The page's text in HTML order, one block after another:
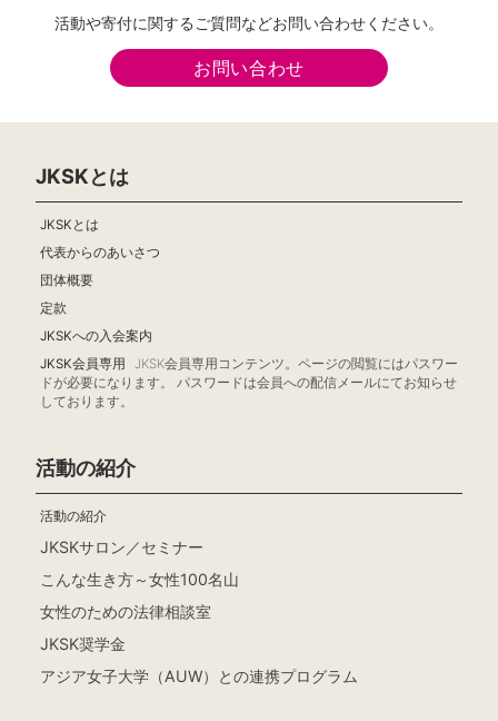
活動や寄付に関するご質問などお問い合わせください。
お問い合わせ
JKSKとは
JKSKとは
代表からのあいさつ
団体概要
定款
JKSKへの入会案内
JKSK会員専用
JKSK会員専用コンテンツ。ページの閲覧にはパスワー
ドが必要になります。 パスワードは会員への配信メールにてお知らせ
しております。
活動の紹介
活動の紹介
JKSKサロン／セミナー
こんな生き方～女性100名山
女性のための法律相談室
JKSK奨学金
アジア女子大学（AUW）との連携プログラム